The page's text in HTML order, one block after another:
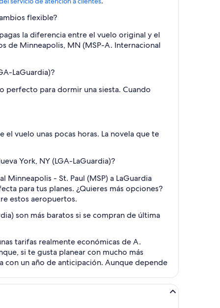
flexible?
la diferencia entre el vuelo original y el
de Minneapolis, MN (MSP-A. Internacional
LaGuardia)?
perfecto para dormir una siesta. Cuando
vuelo unas pocas horas. La novela que te
York, NY (LGA-LaGuardia)?
Minneapolis - St. Paul (MSP) a LaGuardia
para tus planes. ¿Quieres más opciones?
estos aeropuertos.
son más baratos si se compran de última
tarifas realmente económicas de A.
si te gusta planear con mucho más
con un año de anticipación. Aunque depende